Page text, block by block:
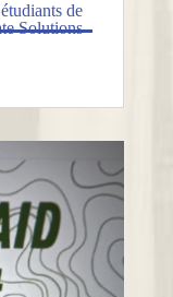
de
Solutions